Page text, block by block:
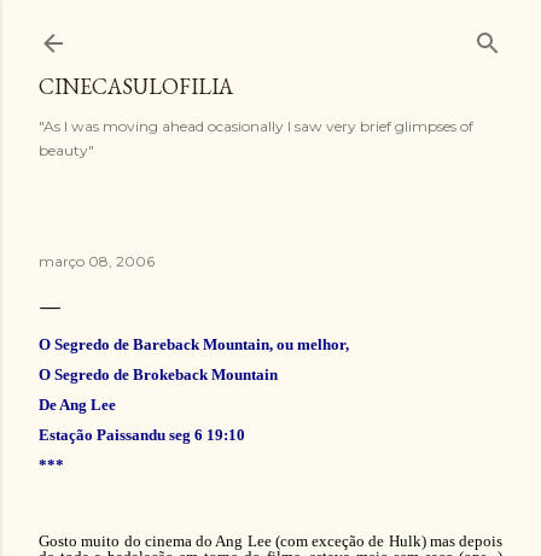
CINECASULOFILIA
"As I was moving ahead ocasionally I saw very brief glimpses of
beauty"
março 08, 2006
O Segredo de Bareback Mountain, ou melhor,
O Segredo de Brokeback Mountain
De Ang Lee
Estação Paissandu seg 6 19:10
***
Gosto muito do cinema do Ang Lee (com exceção de Hulk) mas depois